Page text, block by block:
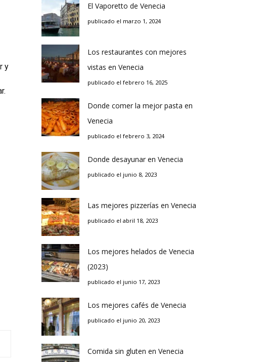
y
El Vaporetto de Venecia
publicado el marzo 1, 2024
Los restaurantes con mejores
vistas en Venecia
publicado el febrero 16, 2025
Donde comer la mejor pasta en
Venecia
publicado el febrero 3, 2024
Donde desayunar en Venecia
publicado el junio 8, 2023
Las mejores pizzerías en Venecia
publicado el abril 18, 2023
Los mejores helados de Venecia
(2023)
publicado el junio 17, 2023
Los mejores cafés de Venecia
publicado el junio 20, 2023
Comida sin gluten en Venecia